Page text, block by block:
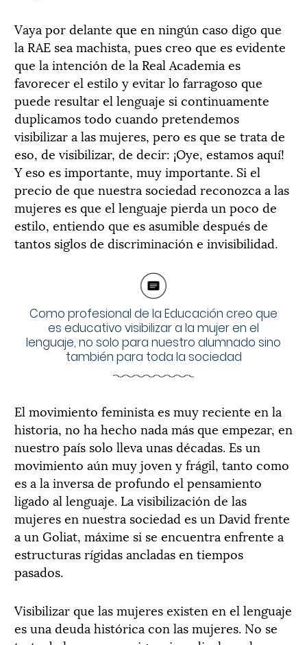
Vaya por delante que en ningún caso digo que
la RAE sea machista, pues creo que es evidente
que la intención de la Real Academia es
favorecer el estilo y evitar lo farragoso que
puede resultar el lenguaje si continuamente
duplicamos todo cuando pretendemos
visibilizar a las mujeres, pero es que se trata de
eso, de visibilizar, de decir: ¡Oye, estamos aquí!
Y eso es importante, muy importante. Si el
precio de que nuestra sociedad reconozca a las
mujeres es que el lenguaje pierda un poco de
estilo, entiendo que es asumible después de
tantos siglos de discriminación e invisibilidad.
Como profesional de la Educación creo que
es educativo visibilizar a la mujer en el
lenguaje, no solo para nuestro alumnado sino
también para toda la sociedad
El movimiento feminista es muy reciente en la
historia, no ha hecho nada más que empezar, en
nuestro país solo lleva unas décadas. Es un
movimiento aún muy joven y frágil, tanto como
es a la inversa de profundo el pensamiento
ligado al lenguaje. La visibilización de las
mujeres en nuestra sociedad es un David frente
a un Goliat, máxime si se encuentra enfrente a
estructuras rígidas ancladas en tiempos
pasados.
Visibilizar que las mujeres existen en el lenguaje
es una deuda histórica con las mujeres. No se